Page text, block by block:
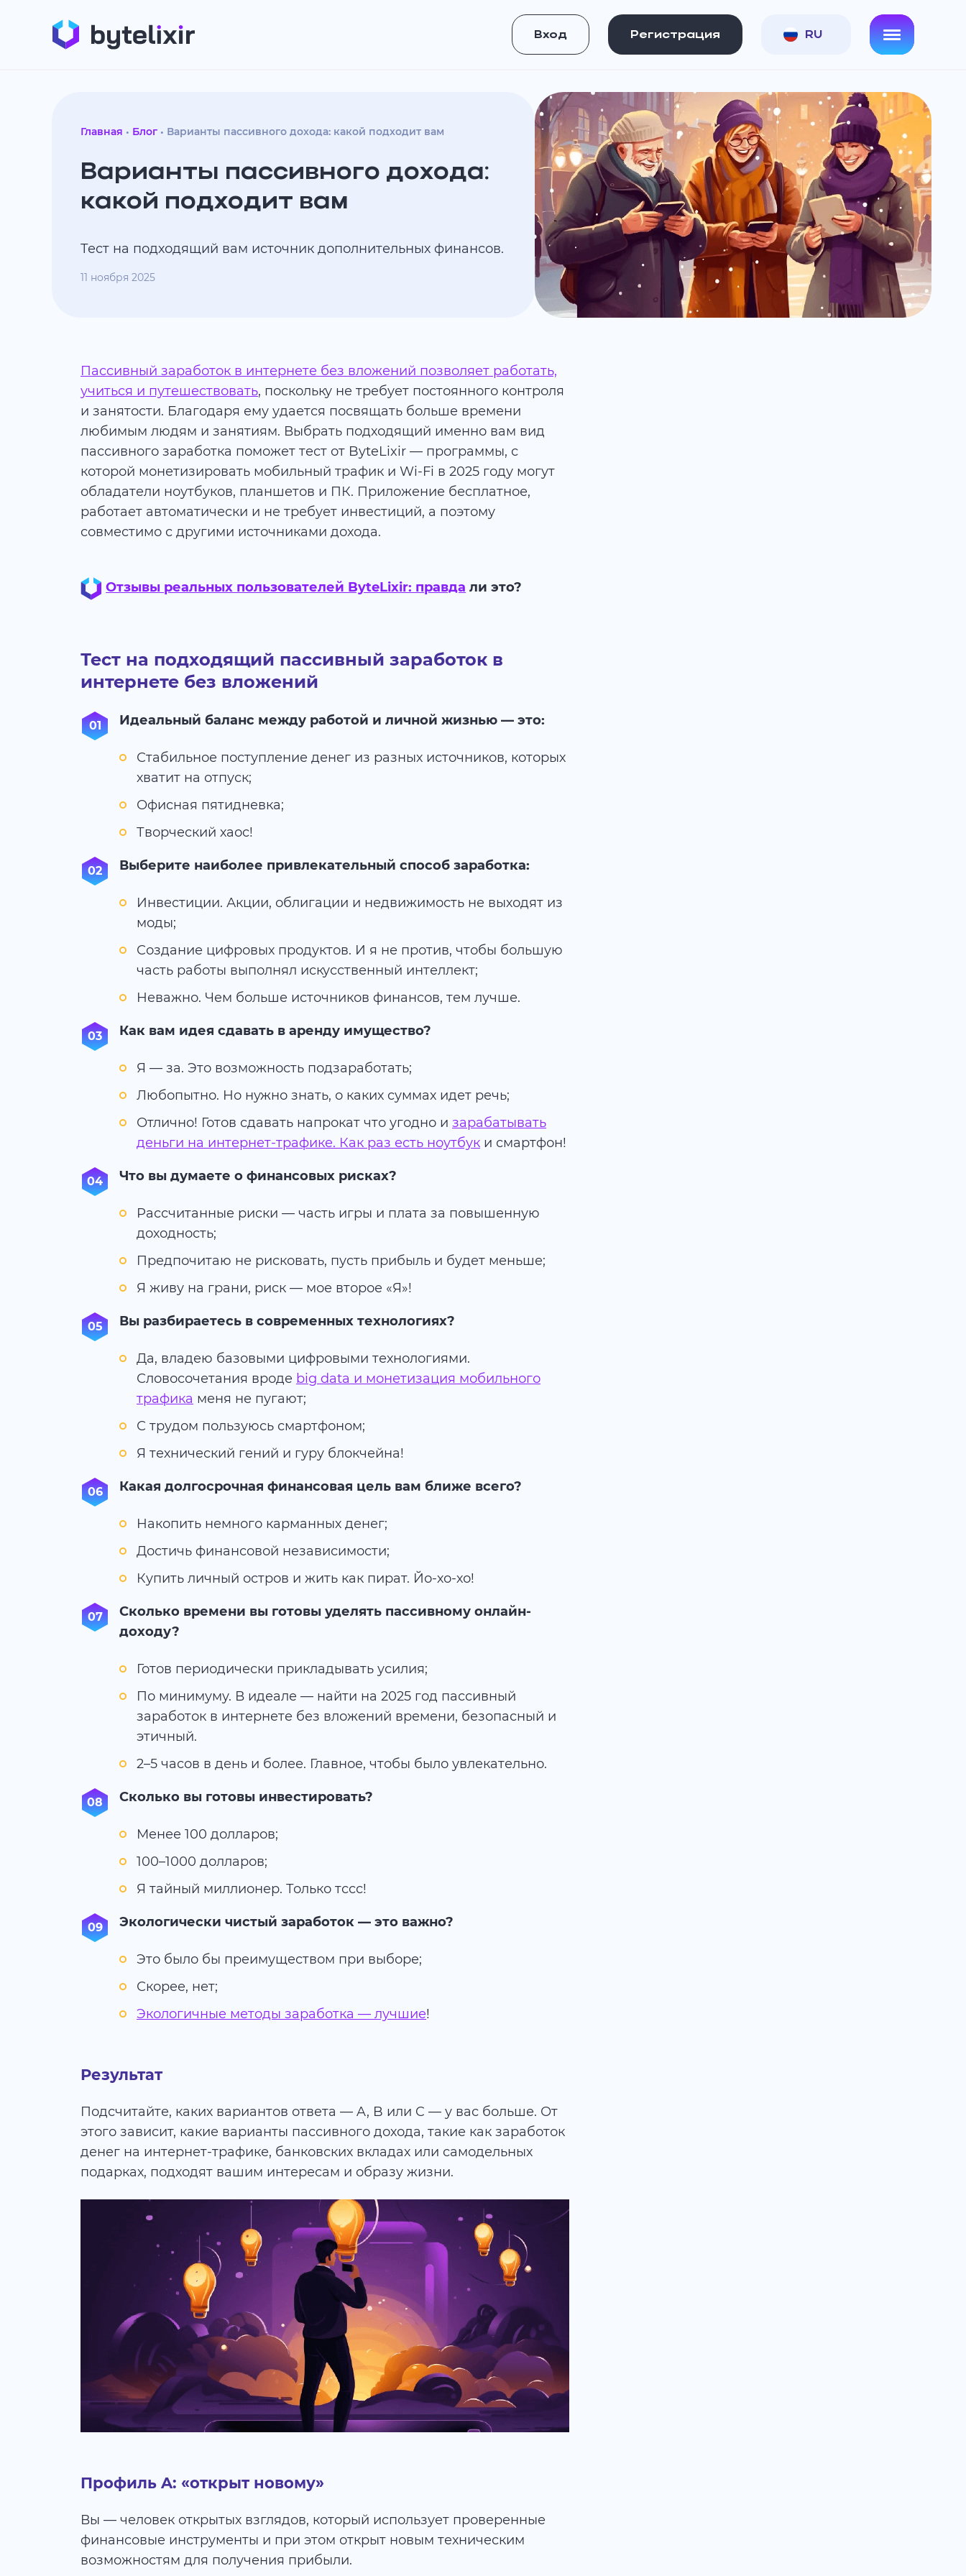
Вход Регистрация RU
Главная Блог Варианты пассивного дохода: какой подходит вам
Варианты пассивного дохода:
какой подходит вам
Тест на подходящий вам источник дополнительных финансов.
11 ноября 2025
Пассивный заработок в интернете без вложений позволяет работать,
учиться и путешествовать, поскольку не требует постоянного контроля
и занятости. Благодаря ему удается посвящать больше времени
любимым людям и занятиям. Выбрать подходящий именно вам вид
пассивного заработка поможет тест от ByteLixir — программы, с
которой монетизировать мобильный трафик и Wi-Fi в 2025 году могут
обладатели ноутбуков, планшетов и ПК. Приложение бесплатное,
работает автоматически и не требует инвестиций, а поэтому
совместимо с другими источниками дохода.
Отзывы реальных пользователей ByteLixir: правда ли это?
Тест на подходящий пассивный заработок в
интернете без вложений
Идеальный баланс между работой и личной жизнью — это:
Стабильное поступление денег из разных источников, которых
хватит на отпуск;
Офисная пятидневка;
Творческий хаос!
Выберите наиболее привлекательный способ заработка:
Инвестиции. Акции, облигации и недвижимость не выходят из
моды;
Создание цифровых продуктов. И я не против, чтобы большую
часть работы выполнял искусственный интеллект;
Неважно. Чем больше источников финансов, тем лучше.
Как вам идея сдавать в аренду имущество?
Я — за. Это возможность подзаработать;
Любопытно. Но нужно знать, о каких суммах идет речь;
Отлично! Готов сдавать напрокат что угодно и зарабатывать
деньги на интернет-трафике. Как раз есть ноутбук и смартфон!
Что вы думаете о финансовых рисках?
Рассчитанные риски — часть игры и плата за повышенную
доходность;
Предпочитаю не рисковать, пусть прибыль и будет меньше;
Я живу на грани, риск — мое второе «Я»!
Вы разбираетесь в современных технологиях?
Да, владею базовыми цифровыми технологиями.
Словосочетания вроде big data и монетизация мобильного
трафика меня не пугают;
С трудом пользуюсь смартфоном;
Я технический гений и гуру блокчейна!
Какая долгосрочная финансовая цель вам ближе всего?
Накопить немного карманных денег;
Достичь финансовой независимости;
Купить личный остров и жить как пират. Йо-хо-хо!
Сколько времени вы готовы уделять пассивному онлайн-
доходу?
Готов периодически прикладывать усилия;
По минимуму. В идеале — найти на 2025 год пассивный
заработок в интернете без вложений времени, безопасный и
этичный.
2–5 часов в день и более. Главное, чтобы было увлекательно.
Сколько вы готовы инвестировать?
Менее 100 долларов;
100–1000 долларов;
Я тайный миллионер. Только тссс!
Экологически чистый заработок — это важно?
Это было бы преимуществом при выборе;
Скорее, нет;
Экологичные методы заработка — лучшие!
Результат
Подсчитайте, каких вариантов ответа — A, B или C — у вас больше. От
этого зависит, какие варианты пассивного дохода, такие как заработок
денег на интернет-трафике, банковских вкладах или самодельных
подарках, подходят вашим интересам и образу жизни.
Профиль A: «открыт новому»
Вы — человек открытых взглядов, который использует проверенные
финансовые инструменты и при этом открыт новым техническим
возможностям для получения прибыли.